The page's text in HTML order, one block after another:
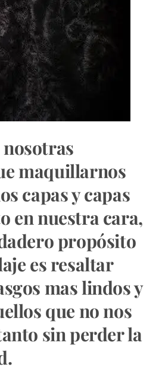
maquillarnos
capas y capas
en nuestra cara,
propósito
es resaltar
mas lindos y
que no nos
sin perder la